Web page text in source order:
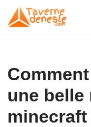
Aller
une belle
minecraft